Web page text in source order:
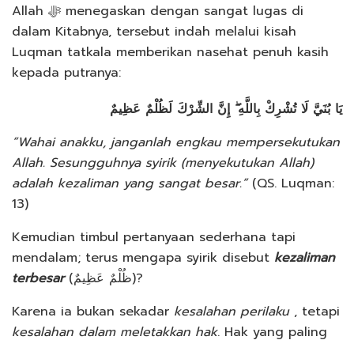
Allah ﷻ menegaskan dengan sangat lugas di
dalam Kitabnya, tersebut indah melalui kisah
Luqman tatkala memberikan nasehat penuh kasih
kepada putranya:
يَا بُنَيَّ لَا تُشْرِكْ بِاللَّهِ ۖ إِنَّ الشِّرْكَ لَظُلْمٌ عَظِيمٌ
“Wahai anakku, janganlah engkau mempersekutukan
Allah. Sesungguhnya syirik (menyekutukan Allah)
adalah kezaliman yang sangat besar.” (QS. Luqman:
13)
Kemudian timbul pertanyaan sederhana tapi
mendalam; terus mengapa syirik disebut kezaliman
terbesar
(ظُلْمٌ عَظِيمٌ)?
Karena ia bukan sekadar kesalahan perilaku, tetapi
kesalahan dalam meletakkan hak. Hak yang paling